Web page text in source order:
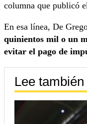
columna que publicó
En esa línea, De
quinientos mil o un
evitar el pago de
Lee también